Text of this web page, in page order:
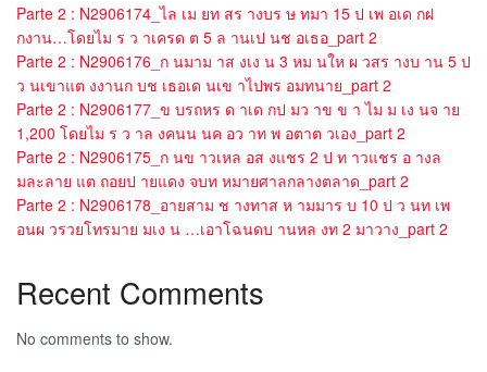
Parte 2 : N2906174_ไล เม ยท สร างบร ษ ทมา 15 ป เพ อเด กฝ
กงาน…โดยไม ร ว าเครด ต 5 ล านเป นช อเธอ_part 2
Parte 2 : N2906176_ก นมาม าส งเง น 3 หม นให ผ วสร างบ าน 5 ป
ว นเขาแต งงานก บช เธอเด นเข าไปพร อมทนาย_part 2
Parte 2 : N2906177_ข บรถหร ด าเด กป มว าข ข า ไม ม เง นจ าย
1,200 โดยไม ร ว าล งคนน นค อว าท พ อตาต วเอง_part 2
Parte 2 : N2906175_ก นข าวเหล อส งแชร 2 ป ท าวแชร อ างล
มละลาย แต ถอยป ายแดง จบท หมายศาลกลางตลาด_part 2
Parte 2 : N2906178_อายสาม ช างทาส ห ามมาร บ 10 ป ว นท เพ
อนผ วรวยโทรมาย มเง น …เอาโฉนดบ านหล งท 2 มาวาง_part 2
Recent Comments
No comments to show.